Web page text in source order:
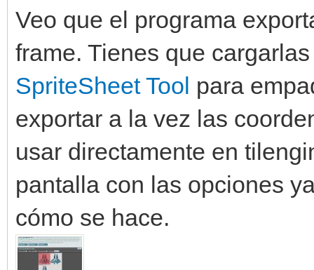
Veo que el programa
frame. Tienes que
SpriteSheet Tool para
exportar a la vez las
usar directamente en
pantalla con las opciones
cómo se hace.